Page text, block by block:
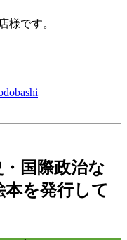
様です。
国際政治な
本を発行して